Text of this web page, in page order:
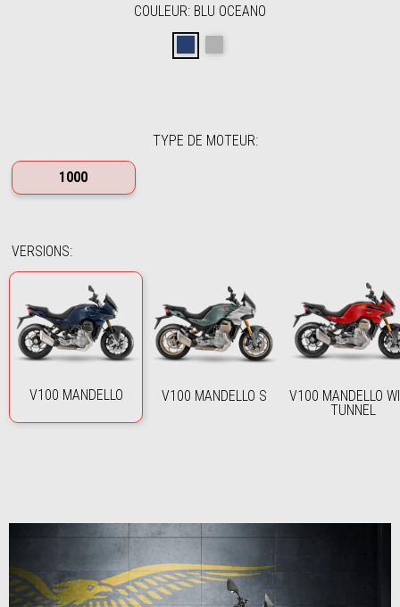
COULEUR: BLU OCEANO
TYPE DE MOTEUR:
1000
VERSIONS:
V100 MANDELLO V100 MANDELLO S
V100 MANDELLO
TUNNEL